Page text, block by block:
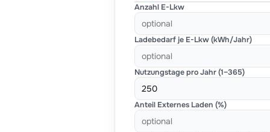
Anzahl E-Lkw
Ladebedarf je E-Lkw (kWh/Jahr)
Nutzungstage pro Jahr (1–365)
Anteil Externes Laden (%)